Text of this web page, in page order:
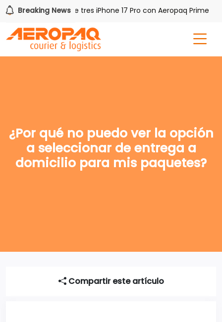
Breaking News
Gana uno de tres iPhone 17 Pro con Aeropaq Prime
¿Por qué no puedo ver la opción
a seleccionar de entrega a
domicilio para mis paquetes?
Compartir este artículo